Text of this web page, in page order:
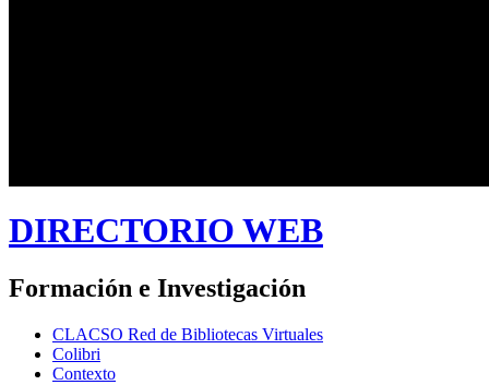
DIRECTORIO WEB
Formación e Investigación
CLACSO Red de Bibliotecas Virtuales
Colibri
Contexto